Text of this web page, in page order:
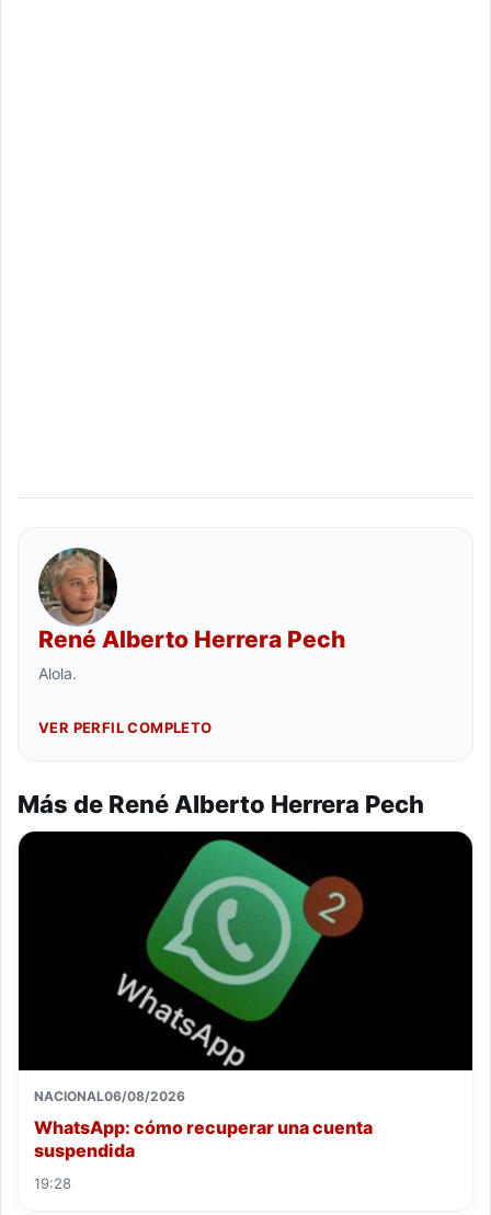
René Alberto Herrera Pech
Alola.
VER PERFIL COMPLETO
Más de René Alberto Herrera Pech
NACIONAL06/08/2026
WhatsApp: cómo recuperar una cuenta
suspendida
19:28